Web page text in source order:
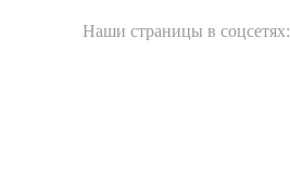
Наши страницы в соцсетях: